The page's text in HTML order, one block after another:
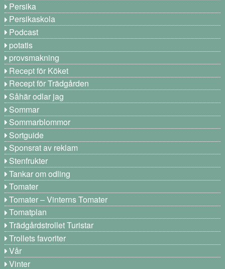
Persika
Persikaskola
Podcast
potatis
provsmakning
Recept för Köket
Recept för Trädgården
Såhär odlar jag
Sommar
Sommarblommor
Sortguide
Sponsrat av reklam
Stenfrukter
Tankar om odling
Tomater
Tomater – Vinterns Tomater
Tomatplan
Trädgårdstrollet Turistar
Trollets favoriter
Vår
Vinter